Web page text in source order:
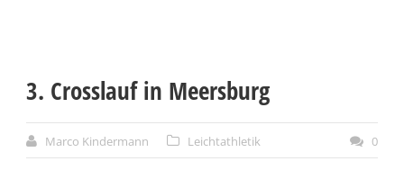
3. Crosslauf in Meersburg
Marco Kindermann Leichtathletik 0